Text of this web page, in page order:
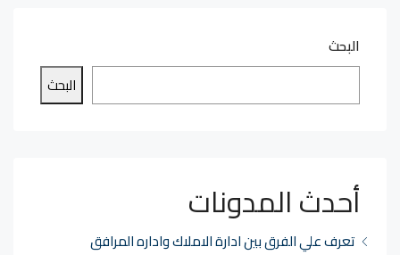
البحث
البحث
أحدث المدونات
تعرف علي الفرق بين ادارة الاملاك واداره المرافق